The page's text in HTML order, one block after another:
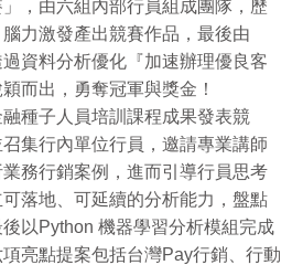
，由六組內部行員組成團隊，歷
力激發產出競賽作品，最後由
過資料分析優化『加速辦理優良客
而出，勇奪冠軍與獎金！
子人員培訓課程成果發表競
集行內單位行員，邀請專業講師
務行銷案例，進而引導行員思考
落地、可延續的分析能力，盤點
以Python 機器學習分析模組完成
亮點提案包括台灣Pay行銷、行動